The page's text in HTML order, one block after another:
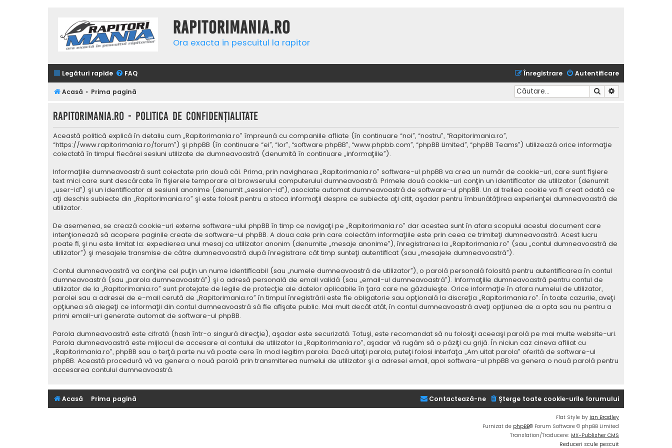
Rapitorimania.ro
Ora exacta in pescuitul la rapitor
Legături rapide FAQ Autentificare
Înregistrare
Acasă Prima pagină Căutare
Rapitorimania.ro - Politica de confidenţialitate
Această politică explică în detaliu cum „Rapitorimania.ro” împreună cu companiile afliate (în continuare “noi”, “nostru”, “Rapitorimania.ro”,
“https://www.rapitorimania.ro/forum”) şi phpBB (în continuare “ei”, “lor”, “software phpBB”, “www.phpbb.com”, “phpBB Limited”, “phpBB Teams”) utilizează orice informaţie
colectată în timpul fiecărei sesiuni utilizate de dumneavoastră (denumită în continuare „informaţiile”).
Informaţiile dumneavoastră sunt colectate prin două căi. Prima, prin navigharea „Rapitorimania.ro” software-ul phpBB va crea un număr de cookie-uri, care sunt fişiere
text mici care sunt descărcate în fişierele temporare al browserului computerului dumneavoastră. Primele două cookie-uri conţin un identificator de utilizator (denumit
„user-id”) şi un identificator al sesiunii anonime (denumit „session-id”), asociate automat dumneavoastră de software-ul phpBB. Un al treilea cookie va fi creat odată ce
aţi deschis subiecte din „Rapitorimania.ro” şi este folosit pentru a stoca informaţii despre ce subiecte aţi citit, aşadar pentru îmbunătăţirea experienţei dumneavoastră de
utilizator.
De asemenea, se crează cookie-uri externe software-ului phpBB în timp ce navigaţi pe „Rapitorimania.ro” dar acestea sunt în afara scopului acestui document care
intenţionează să acopere paginile create de software-ul phpBB. A doua cale prin care colectăm informaţiile este prin ceea ce trimiteţi dumneavoastră. Acest lucru
poate fi, şi nu este limitat la: expedierea unui mesaj ca utilizator anonim (denumite „mesaje anonime”), înregistrarea la „Rapitorimania.ro” (sau „contul dumneavoastră de
utilizator”) şi mesajele transmise de către dumneavoastră după înregistrare cât timp sunteţi autentificat (sau „mesajele dumneavoastră”).
Contul dumneavoastră va conţine cel puţin un nume identificabil (sau „numele dumneavoastră de utilizator”), o parolă personală folosită pentru autentificarea în contul
dumneavoastră (sau „parola dumneavoastră”) şi o adresă personală de email validă (sau „email-ul dumneavoastră”). Informaţiile dumneavoastră pentru contul de
utilizator de la „Rapitorimania.ro” sunt protejate de legile de protecţie ale datelor aplicabile în ţara care ne găzduieşte. Orice informaţie în afara numelui de utilizator,
parolei sau a adresei de e-mail cerută de „Rapitorimania.ro” în timpul înregistrării este fie obligatorie sau opţională la discreţia „Rapitorimania.ro”. În toate cazurile, aveţi
opţiunea să alegeţi ce informaţii din contul dumneavoastră să fie afişate public. Mai mult decât atât, în contul dumneavoastră aveţi opţiunea de a opta sau nu pentru a
primi email-uri generate automat de software-ul phpBB.
Parola dumneavoastră este cifrată (hash într-o singură direcţie), aşadar este securizată. Totuşi, este recomandat să nu folosiţi aceeaşi parolă pe mai multe website-uri.
Parola dumneavoastră este mijlocul de accesare al contului de utilizator la „Rapitorimania.ro”, aşadar vă rugăm să o păziţi cu grijă. În niciun caz cineva afiliat cu
„Rapitorimania.ro”, phpBB sau o terţă parte nu vă poate cere în mod legitim parola. Dacă uitaţi parola, puteţi folosi interfaţa „Am uitat parola” oferită de software-ul
phpBB. Această procedură vă va genera o nouă parolă prin transmiterea numelui de utilizator şi a adresei email, apoi software-ul phpBB va genera o nouă parolă pentru
accesarea contului dumneavoastră.
Acasă Prima pagină Şterge toate cookie-urile forumului
Contactează-ne
Flat Style by Ian Bradley
Furnizat de phpBB® Forum Software © phpBB Limited
Translation/Traducere: MX-Publisher CMS
Reduceri scule pescuit